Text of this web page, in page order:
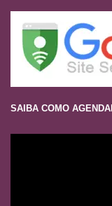
SAIBA COMO